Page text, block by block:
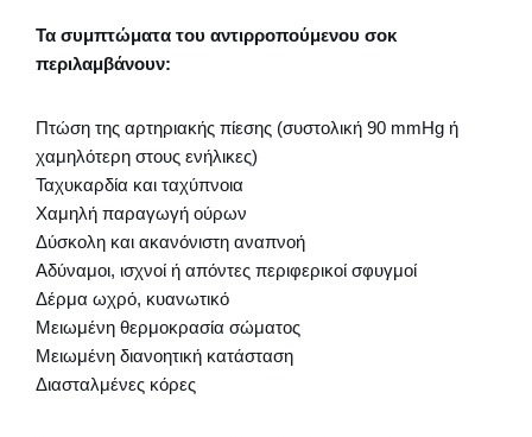
Τα συμπτώματα του αντιρροπούμενου σοκ
περιλαμβάνουν:
Πτώση της αρτηριακής πίεσης (συστολική 90 mmHg ή
χαμηλότερη στους ενήλικες)
Ταχυκαρδία και ταχύπνοια
Χαμηλή παραγωγή ούρων
Δύσκολη και ακανόνιστη αναπνοή
Αδύναμοι, ισχνοί ή απόντες περιφερικοί σφυγμοί
Δέρμα ωχρό, κυανωτικό
Μειωμένη θερμοκρασία σώματος
Μειωμένη διανοητική κατάσταση
Διασταλμένες κόρες